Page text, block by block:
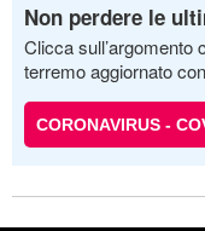
Non perdere le
Clicca sull’argomento
terremo aggiornato
CORONAVIRUS -